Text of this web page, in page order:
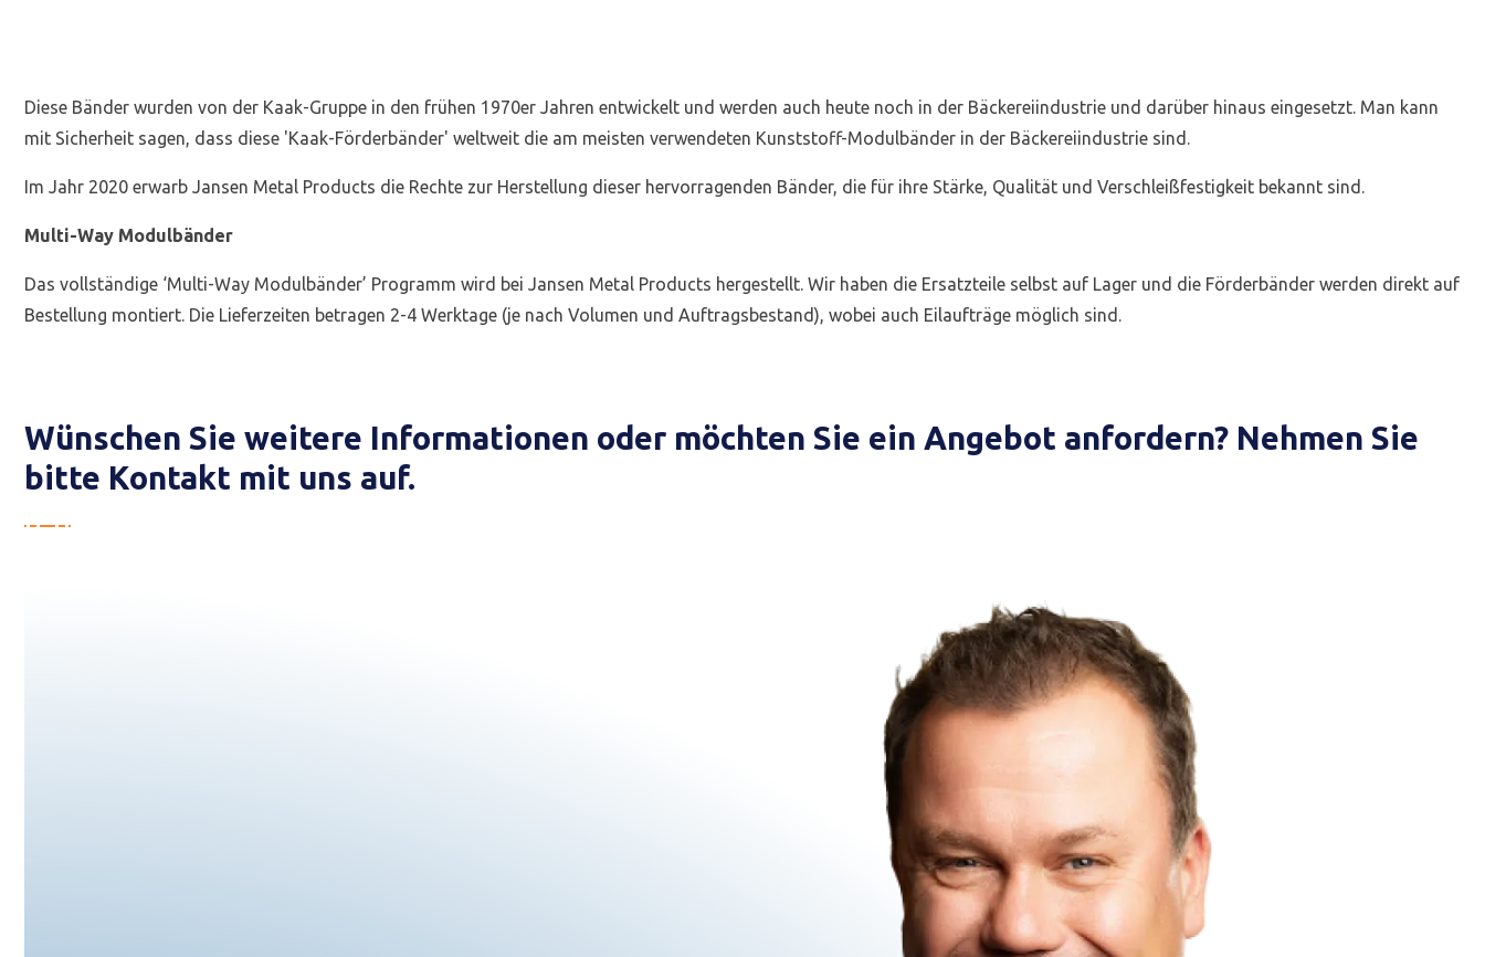
Diese Bänder wurden von der Kaak-Gruppe in den frühen 1970er Jahren entwickelt und werden auch heute noch in der Bäckereiindustrie und darüber hinaus eingesetzt. Man kann
mit Sicherheit sagen, dass diese 'Kaak-Förderbänder' weltweit die am meisten verwendeten Kunststoff-Modulbänder in der Bäckereiindustrie sind.
Im Jahr 2020 erwarb Jansen Metal Products die Rechte zur Herstellung dieser hervorragenden Bänder, die für ihre Stärke, Qualität und Verschleißfestigkeit bekannt sind.
Multi-Way Modulbänder
Das vollständige ‘Multi-Way Modulbänder’ Programm wird bei Jansen Metal Products hergestellt. Wir haben die Ersatzteile selbst auf Lager und die Förderbänder werden direkt auf
Bestellung montiert. Die Lieferzeiten betragen 2-4 Werktage (je nach Volumen und Auftragsbestand), wobei auch Eilaufträge möglich sind.
Wünschen Sie weitere Informationen oder möchten Sie ein Angebot anfordern? Nehmen Sie
bitte Kontakt mit uns auf.